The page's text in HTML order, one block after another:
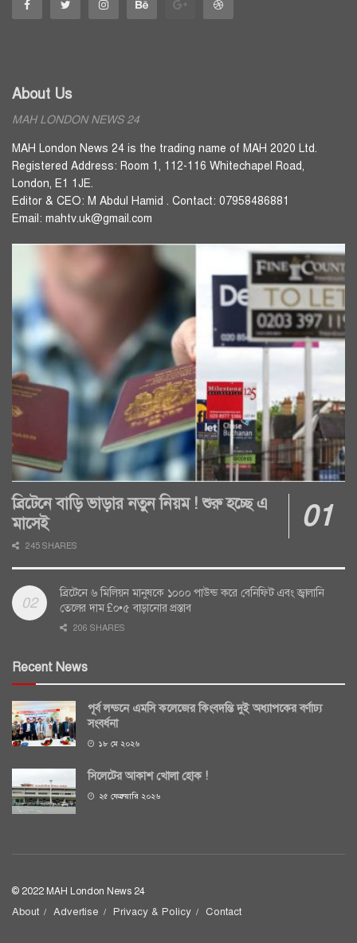
About Us
MAH LONDON NEWS 24
MAH London News 24 is the trading name of MAH 2020 Ltd.
Registered Address: Room 1, 112-116 Whitechapel Road,
London, E1 1JE.
Editor & CEO: M Abdul Hamid . Contact: 07958486881
Email: mahtv.uk@gmail.com
ব্রিটেনে বাড়ি ভাড়ার নতুন নিয়ম ! শুরু হচ্ছে এ
মাসেই
245 SHARES
ব্রিটেনে ৬ মিলিয়ন মানুষকে ১০০০ পাউন্ড করে বেনিফিট এবং জ্বালানি
তেলের দাম £০•৫ বাড়ানোর প্রস্তাব
206 SHARES
Recent News
পূর্ব লন্ডনে এমসি কলেজের কিংবদন্তি দুই অধ্যাপকের বর্ণাঢ্য
সংবর্ধনা
১৮ মে ২০২৬
সিলেটের আকাশ খোলা হোক !
২৫ ফেব্রুয়ারি ২০২৬
© 2022 MAH London News 24
About Advertise Privacy & Policy Contact